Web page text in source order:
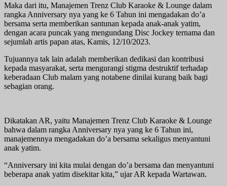
Maka dari itu, Manajemen Trenz Club Karaoke & Lounge dalam
rangka Anniversary nya yang ke 6 Tahun ini mengadakan do’a
bersama serta memberikan santunan kepada anak-anak yatim,
dengan acara puncak yang mengundang Disc Jockey ternama dan
sejumlah artis papan atas, Kamis, 12/10/2023.
Tujuannya tak lain adalah memberikan dedikasi dan kontribusi
kepada masyarakat, serta mengurangi stigma destruktif terhadap
keberadaan Club malam yang notabene dinilai kurang baik bagi
sebagian orang.
Dikatakan AR, yaitu Manajemen Trenz Club Karaoke & Lounge
bahwa dalam rangka Anniversary nya yang ke 6 Tahun ini,
manajemennya mengadakan do’a bersama sekaligus menyantuni
anak yatim.
“Anniversary ini kita mulai dengan do’a bersama dan menyantuni
beberapa anak yatim disekitar kita,” ujar AR kepada Wartawan.